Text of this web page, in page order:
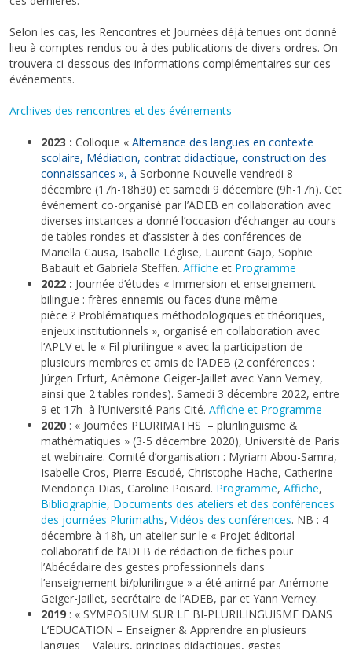
Selon les cas, les Rencontres et Journées déjà tenues ont donné
lieu à comptes rendus ou à des publications de divers ordres. On
trouvera ci-dessous des informations complémentaires sur ces
événements.
Archives des rencontres et des événements
2023 : Colloque « Alternance des langues en contexte
scolaire, Médiation, contrat didactique, construction des
connaissances », à Sorbonne Nouvelle vendredi 8
décembre (17h-18h30) et samedi 9 décembre (9h-17h). Cet
événement co-organisé par l’ADEB en collaboration avec
diverses instances a donné l’occasion d’échanger au cours
de tables rondes et d’assister à des conférences de
Mariella Causa, Isabelle Léglise, Laurent Gajo, Sophie
Babault et Gabriela Steffen. Affiche et Programme
2022 : Journée d’études « Immersion et enseignement
bilingue : frères ennemis ou faces d’une même
pièce ? Problématiques méthodologiques et théoriques,
enjeux institutionnels », organisé en collaboration avec
l’APLV et le « Fil plurilingue » avec la participation de
plusieurs membres et amis de l’ADEB (2 conférences :
Jürgen Erfurt, Anémone Geiger-Jaillet avec Yann Verney,
ainsi que 2 tables rondes). Samedi 3 décembre 2022, entre
9 et 17h à l’Université Paris Cité. Affiche et Programme
2020 : « Journées PLURIMATHS – plurilinguisme &
mathématiques » (3-5 décembre 2020), Université de Paris
et webinaire. Comité d’organisation : Myriam Abou-Samra,
Isabelle Cros, Pierre Escudé, Christophe Hache, Catherine
Mendonça Dias, Caroline Poisard. Programme, Affiche,
Bibliographie, Documents des ateliers et des conférences
des journées Plurimaths, Vidéos des conférences. NB : 4
décembre à 18h, un atelier sur le « Projet éditorial
collaboratif de l’ADEB de rédaction de fiches pour
l’Abécédaire des gestes professionnels dans
l’enseignement bi/plurilingue » a été animé par Anémone
Geiger-Jaillet, secrétaire de l’ADEB, par et Yann Verney.
2019 : « SYMPOSIUM SUR LE BI-PLURILINGUISME DANS
L’EDUCATION – Enseigner & Apprendre en plusieurs
langues – Valeurs, principes didactiques, gestes